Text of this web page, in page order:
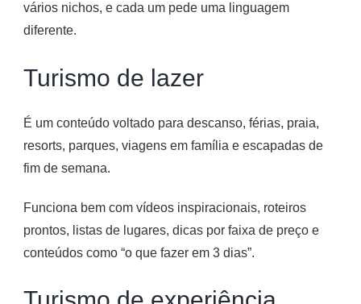
vários nichos, e cada um pede uma linguagem
diferente.
Turismo de lazer
É um conteúdo voltado para descanso, férias, praia,
resorts, parques, viagens em família e escapadas de
fim de semana.
Funciona bem com vídeos inspiracionais, roteiros
prontos, listas de lugares, dicas por faixa de preço e
conteúdos como “o que fazer em 3 dias”.